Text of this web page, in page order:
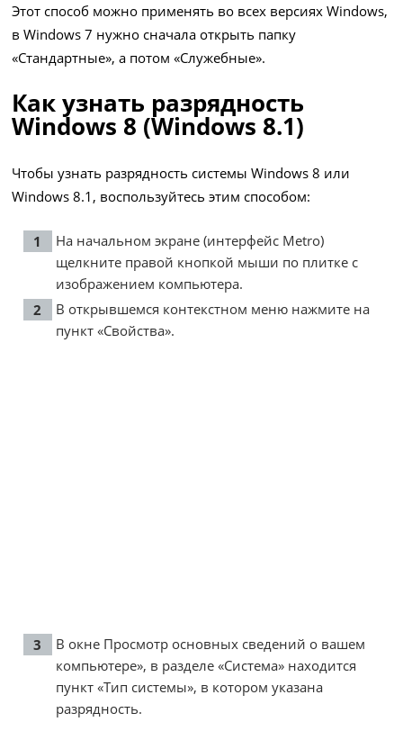
Этот способ можно применять во всех версиях Windows,
в Windows 7 нужно сначала открыть папку
«Стандартные», а потом «Служебные».
Как узнать разрядность
Windows 8 (Windows 8.1)
Чтобы узнать разрядность системы Windows 8 или
Windows 8.1, воспользуйтесь этим способом:
На начальном экране (интерфейс Metro)
щелкните правой кнопкой мыши по плитке с
изображением компьютера.
В открывшемся контекстном меню нажмите на
пункт «Свойства».
В окне Просмотр основных сведений о вашем
компьютере», в разделе «Система» находится
пункт «Тип системы», в котором указана
разрядность.